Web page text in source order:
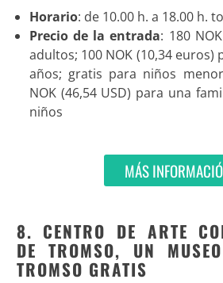
Horario: de 10.00 h. a 18.00 h.
Precio de la entrada: 180
adultos; 100 NOK (10,34 euros)
años; gratis para niños
NOK (46,54 USD) para una
niños
MÁS
8. CENTRO DE ARTE
DE TROMSO, UN
TROMSO GRATIS